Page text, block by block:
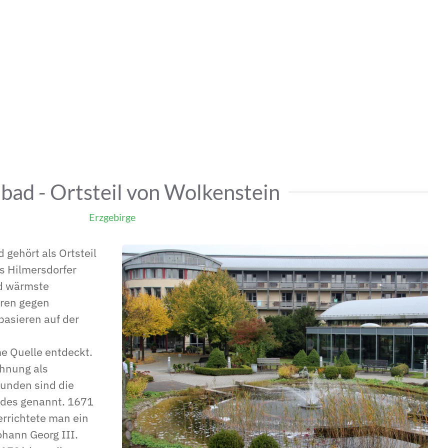
- Ortsteil von Wolkenstein
Erzgebirge
gehört als Ortsteil
Hilmersdorfer
wärmste
gegen
auf der
Quelle entdeckt.
als
sind die
genannt. 1671
man ein
Georg III.